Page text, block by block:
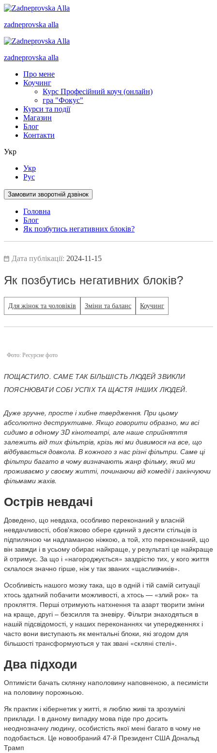
zadneprovska alla
zadneprovska alla
Про мене
Коучинг
Курс Професійний коуч (онлайн)
гра "Фокус"
Курси та події
Магазин
Блог
Контакти
Укр
Укр
Рус
Замовити зворотній дзвінок
Головна
Блог
Як позбутись негативних блоків?
Дата публікації: 2024-11-15
Як позбутись негативних блоків?
Для жінок та чоловіків Зміни та баланс Коучинг
Фото: Ресурсне фото
ПОЩАСТИЛО. САМЕ ТАК БІЛЬШІСТЬ ЛЮДЕЙ ЗВИКЛИ
ПОЯСНЮВАТИ СОБІ УСПІХ ТА ЩАСТЯ ІНШИХ ЛЮДЕЙ.
Дуже зручне, просте і хибне твердження. При цьому
абсолютно деструктивне. Якщо говорити образно, ми всі
сидимо в одному ЗD кінотеатрі, але наше сприйняття
залежить від тих фільтрів, крізь які ми дивимося на все, що
відбувається довкола. В кожного з нас різні фільтри. Саме ці
фільтри багато в чому визначають жанр фільму, який ми
проживаємо у своєму житті, починаючи від комедії і закінчуючи
фільмами жахів.
Острів невдачі
Доведено, що невдаха, особливо переконаний у власній
невдачливості, обов'язково обере єдиний з десяти стільців із
підпиляною чи надламаною ніжкою, а той, хто переконаний, що
він завжди і в усьому обирає найкраще, у результаті це найкраще
й отримує. За що і «нагороджується» заздрістю тих, у кого життя
склалося значно гірше, ніж у так званих «щасливчиків».
Особливість нашого мозку така, що в одній і тій самій ситуації
хтось здатний побачити можливості, а хтось — «злий рок» та
прокляття. Перші отримують натхнення та азарт творити зміни
на краще, другі – безсилля та зневіру. Фільтри знаходяться в
нашій підсвідомості, у наших переконаннях чи упередженнях і
часто вони виступають як ментальні блоки, які згодом для
більшості трансформуються у так звані «скляні стелі».
Два підходи
Оптимісти бачать склянку наполовину наповненою, а песимісти
на половину порожньою.
Як практик і кібернетик у житті, я люблю живі та зрозумілі
приклади. І в даному випадку мова піде про досить
неоднозначну людину, особистість якої мені багато в чому не
подобається. Це новообраний 47-й Президент США Дональд
Трамп